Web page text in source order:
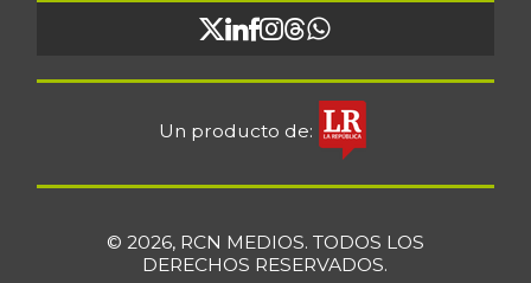
Un producto de:
© 2026, RCN MEDIOS. TODOS LOS
DERECHOS RESERVADOS.